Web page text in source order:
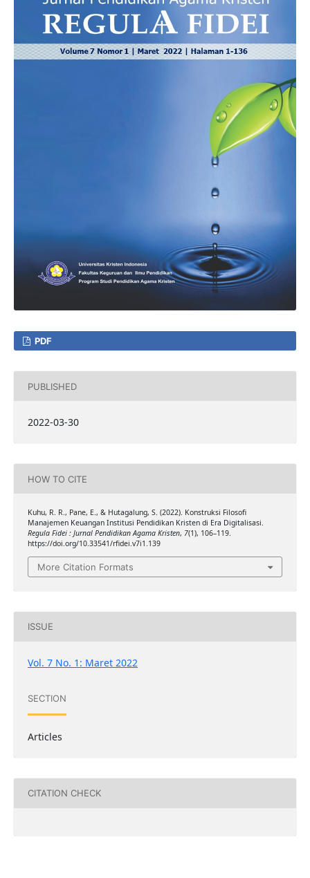
PDF
PUBLISHED
2022-03-30
HOW TO CITE
Kuhu, R. R., Pane, E., & Hutagalung, S. (2022). Konstruksi Filosofi
Manajemen Keuangan Institusi Pendidikan Kristen di Era Digitalisasi.
Regula Fidei : Jurnal Pendidikan Agama Kristen, 7(1), 106–119.
https://doi.org/10.33541/rfidei.v7i1.139
More Citation Formats
ISSUE
Vol. 7 No. 1: Maret 2022
SECTION
Articles
CITATION CHECK